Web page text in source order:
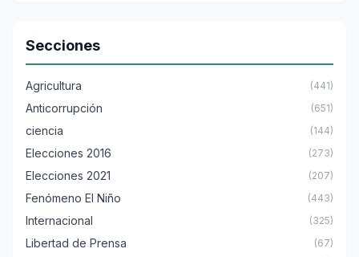
Secciones
Agricultura (441)
Anticorrupción (651)
ciencia (144)
Elecciones 2016 (273)
Elecciones 2021 (207)
Fenómeno El Niño (443)
Internacional (325)
Libertad de Prensa (67)